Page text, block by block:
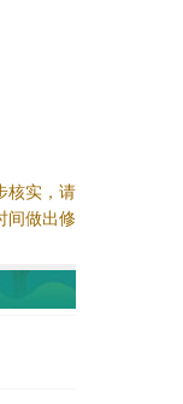
核实，请
间做出修